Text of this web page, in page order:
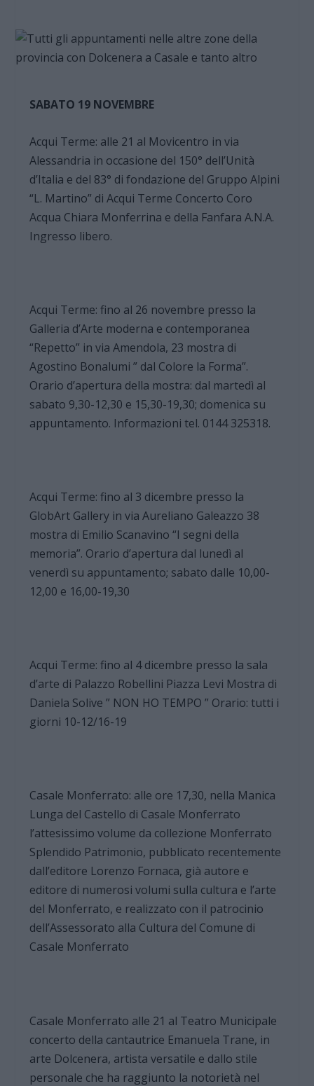
SABATO 19 NOVEMBRE
Acqui Terme: alle 21 al Movicentro in via
Alessandria in occasione del 150° dell’Unità
d’Italia e del 83° di fondazione del Gruppo Alpini
“L. Martino” di Acqui Terme Concerto Coro
Acqua Chiara Monferrina e della Fanfara A.N.A.
Ingresso libero.
Acqui Terme: fino al 26 novembre presso la
Galleria d’Arte moderna e contemporanea
“Repetto” in via Amendola, 23 mostra di
Agostino Bonalumi ” dal Colore la Forma”.
Orario d’apertura della mostra: dal martedì al
sabato 9,30-12,30 e 15,30-19,30; domenica su
appuntamento. Informazioni tel. 0144 325318.
Acqui Terme: fino al 3 dicembre presso la
GlobArt Gallery in via Aureliano Galeazzo 38
mostra di Emilio Scanavino “I segni della
memoria”. Orario d’apertura dal lunedì al
venerdì su appuntamento; sabato dalle 10,00-
12,00 e 16,00-19,30
Acqui Terme: fino al 4 dicembre presso la sala
d’arte di Palazzo Robellini Piazza Levi Mostra di
Daniela Solive ” NON HO TEMPO ” Orario: tutti i
giorni 10-12/16-19
Casale Monferrato: alle ore 17,30, nella Manica
Lunga del Castello di Casale Monferrato
l’attesissimo volume da collezione Monferrato
Splendido Patrimonio, pubblicato recentemente
dall’editore Lorenzo Fornaca, già autore e
editore di numerosi volumi sulla cultura e l’arte
del Monferrato, e realizzato con il patrocinio
dell’Assessorato alla Cultura del Comune di
Casale Monferrato
Casale Monferrato alle 21 al Teatro Municipale
concerto della cantautrice Emanuela Trane, in
arte Dolcenera, artista versatile e dallo stile
personale che ha raggiunto la notorietà nel